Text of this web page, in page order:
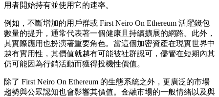
用者開始持有並使用它的速率。
例如，不斷增加的用戶群或 First Neiro On Ethereum 活躍錢包
數量的提升，通常代表著一個健康且持續擴展的網路。此外，
其實際應用也扮演著重要角色。當這個加密資產在現實世界中
越有實用性，其價值就越有可能被社群認可，儘管在短期內其
仍可能因為行銷活動而獲得投機性價值。
除了 First Neiro On Ethereum 的生態系統之外，更廣泛的市場
趨勢與公眾認知也會影響其價值。金融市場的一般情緒以及與